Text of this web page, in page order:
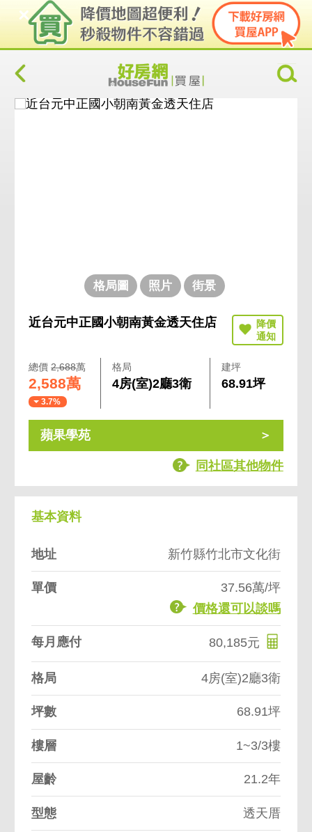
格局圖 照片 街景
近台元中正國小朝南黃金透天住店
總價2,688萬
2,588萬
3.7%
格局
4房(室)2廳3衛
建坪
68.91坪
蘋果學苑
同社區其他物件
基本資料
地址 新竹縣竹北市文化街
單價
37.56萬/坪
價格還可以談嗎
每月應付 80,185元
格局 4房(室)2廳3衛
坪數 68.91坪
樓層 1~3/3樓
屋齡 21.2年
型態 透天厝